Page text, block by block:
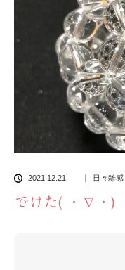
2021.12.21 日々雑感
でけた( ・∇・)